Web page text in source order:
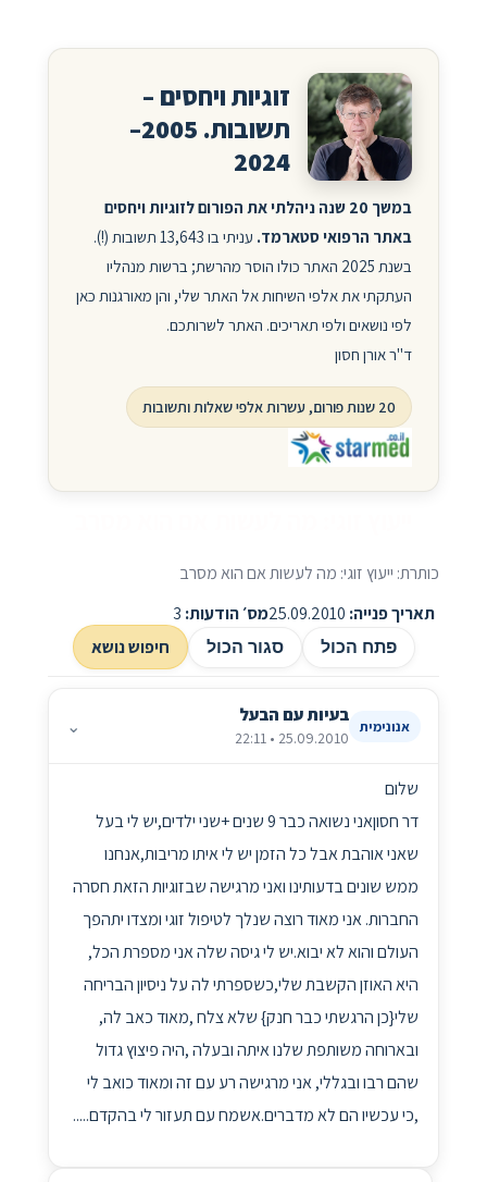
זוגיות ויחסים –
תשובות. 2005–
2024
במשך 20 שנה ניהלתי את הפורום לזוגיות ויחסים
באתר הרפואי סטארמד.
עניתי בו 13,643 תשובות (!).
בשנת 2025 האתר כולו הוסר מהרשת; ברשות מנהליו
העתקתי את אלפי השיחות אל האתר שלי, והן מאורגנות כאן
לפי נושאים ולפי תאריכים. האתר לשרותכם.
ד"ר אורן חסון
20 שנות פורום, עשרות אלפי שאלות ותשובות
כותרת: ייעוץ זוגי: מה לעשות אם הוא מסרב
תאריך פנייה:
מס׳ הודעות:
פתח הכול סגור הכול חיפוש נושא
אנונימית בעיות עם הבעל
25.09.2010 • 22:11
⌄
שלום
דר חסוןאני נשואה כבר 9 שנים +שני ילדים,יש לי בעל
שאני אוהבת אבל כל הזמן יש לי איתו מריבות,אנחנו
ממש שונים בדעותינו ואני מרגישה שבזוגיות הזאת חסרה
החברות. אני מאוד רוצה שנלך לטיפול זוגי ומצדו יתהפך
העולם והוא לא יבוא.יש לי גיסה שלה אני מספרת הכל,
היא האוזן הקשבת שלי,כשספרתי לה על ניסיון הבריחה
שלי{כן הרגשתי כבר חנק} שלא צלח ,מאוד כאב לה,
ובארוחה משותפת שלנו איתה ובעלה ,היה פיצוץ גדול
שהם רבו ובגללי, אני מרגישה רע עם זה ומאוד כואב לי
,כי עכשיו הם לא מדברים.אשמח עם תעזור לי בהקדם.....